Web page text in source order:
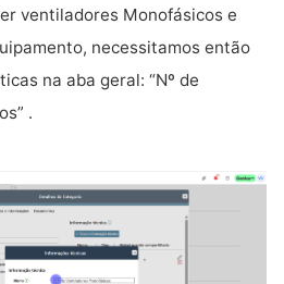
ventiladores Monofásicos e
necessitamos então
na aba geral: “Nº de
.